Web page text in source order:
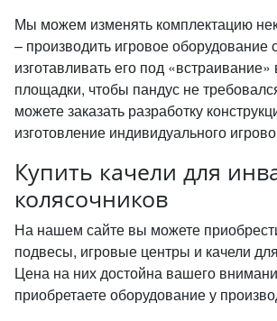
Мы можем изменять комплектацию
– производить игровое оборудование
изготавливать его под
площадки, чтобы пандус не
можете заказать разработку
изготовление индивидуального
Купить качели для
колясочников
На нашем сайте вы можете
подвесы, игровые центры и качели
Цена на них достойна вашего
приобретаете оборудование у